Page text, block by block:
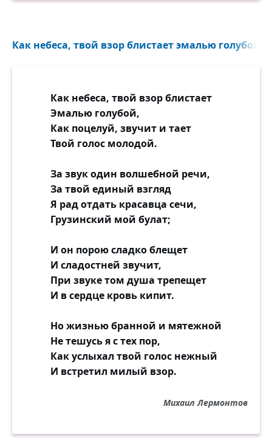
Как небеса, твой взор блистает эмалью голубой...
Как небеса, твой взор блистает
Эмалью голубой,
Как поцелуй, звучит и тает
Твой голос молодой.
За звук один волшебной речи,
За твой единый взгляд
Я рад отдать красавца сечи,
Грузинский мой булат;
И он порою сладко блещет
И сладостней звучит,
При звуке том душа трепещет
И в сердце кровь кипит.
Но жизнью бранной и мятежной
Не тешусь я с тех пор,
Как услыхал твой голос нежный
И встретил милый взор.
Михаил Лермонтов